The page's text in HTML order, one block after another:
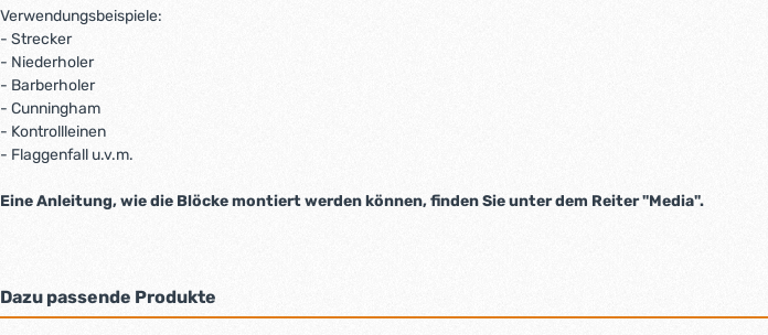
Verwendungsbeispiele:
- Strecker
- Niederholer
- Barberholer
- Cunningham
- Kontrollleinen
- Flaggenfall u.v.m.
Eine Anleitung, wie die Blöcke montiert werden können, finden Sie unter dem Reiter "Media".
Dazu passende Produkte